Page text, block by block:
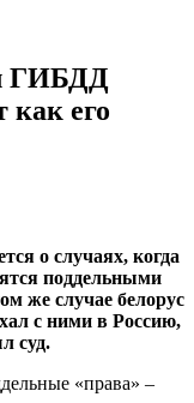
ГИБДД
как его
о случаях, когда
поддельными
же случае белорус
с ними в Россию,
суд.